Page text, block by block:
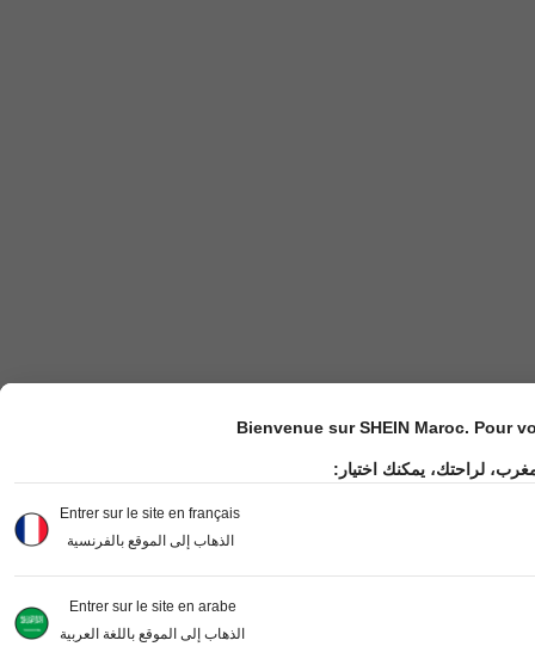
Bienvenue sur SHEIN Maroc. Pour
لراحتك، يمكنك اختيار:
Entrer sur le site en français
الذهاب إلى الموقع بالفرنسية
Entrer sur le site en arabe
الذهاب إلى الموقع باللغة العربية